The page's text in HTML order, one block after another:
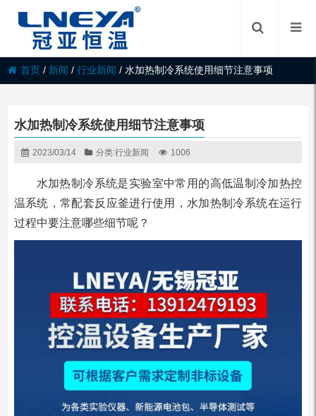
首页 / 新闻 /行业新闻 /水加热制冷系统使用细节注意事项
水加热制冷系统使用细节注意事项
2023/03/14 分类:行业新闻 1006
水加热制冷系统是实验室中常用的高低温制冷加热控
温系统，常配套反应釜进行使用，水加热制冷系统在运行
过程中要注意哪些细节呢？